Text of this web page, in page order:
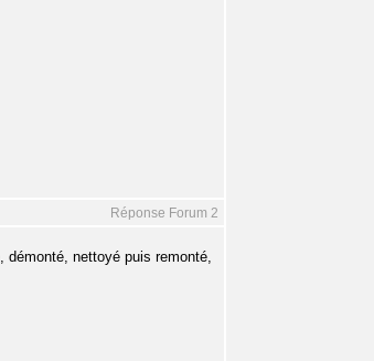
Réponse Forum 2
démonté, nettoyé puis remonté,